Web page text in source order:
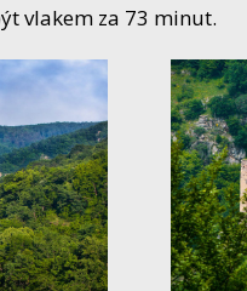
vlakem za 73 minut.